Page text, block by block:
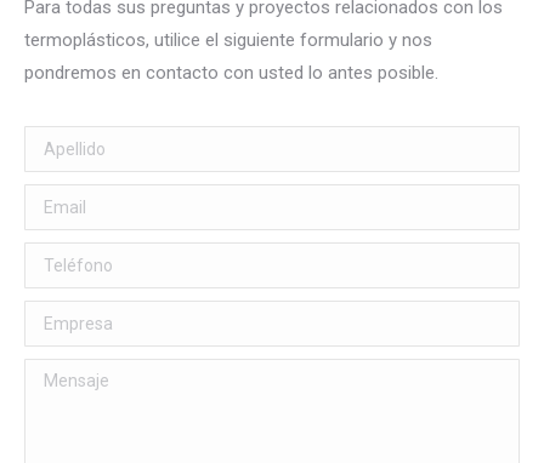
Para todas sus preguntas y proyectos relacionados con los
termoplásticos, utilice el siguiente formulario y nos
pondremos en contacto con usted lo antes posible.